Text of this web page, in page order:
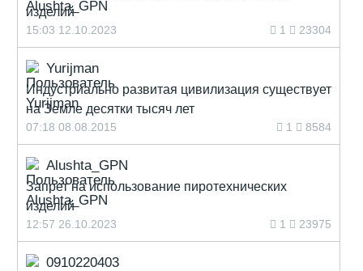
изделий
15:03 12.10.2023 1 23304
Yurijman
Индустриально развитая цивилизация существует
на Земле десятки тысяч лет
07:18 08.08.2015 1 8584
Alushta_GPN
Запрет на использование пиротехнических
изделий
12:57 26.10.2023 1 23975
0910220403